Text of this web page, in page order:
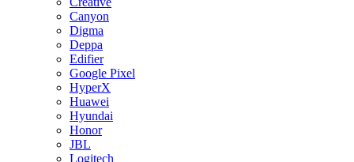
Canyon
Digma
Deppa
Edifier
Google Pixel
HyperX
Huawei
Hyundai
Honor
JBL
Logitech